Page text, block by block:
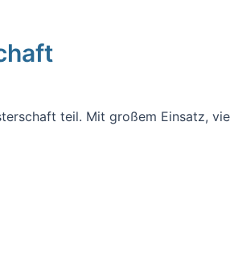
teil. Mit großem Einsatz,